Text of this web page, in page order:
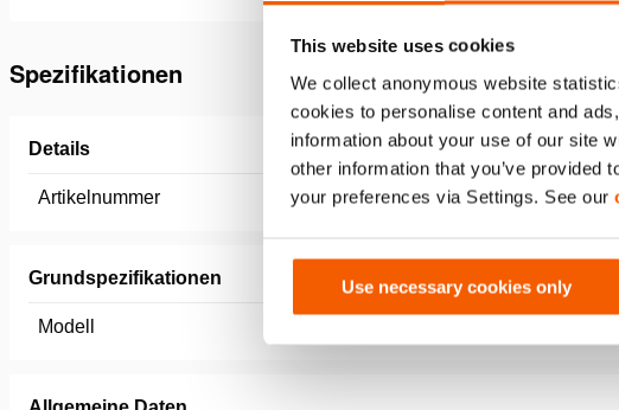
This website uses cookies
We collect anonymous website
cookies to personalise content and
information about your use of our site
other information that you’ve provided
your preferences via Settings. See our
Use necessary cookies only
Spezifikationen
Details
Artikelnummer 180.001.543
Grundspezifikationen
Modell